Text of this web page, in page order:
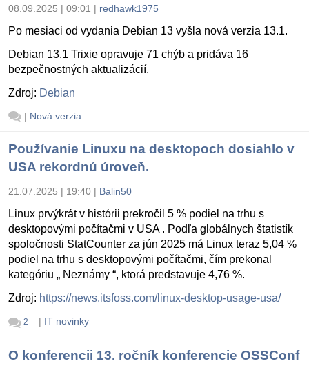
08.09.2025 | 09:01 | redhawk1975
Po mesiaci od vydania Debian 13 vyšla nová verzia 13.1.
Debian 13.1 Trixie opravuje 71 chýb a pridáva 16
bezpečnostných aktualizácií.
Zdroj: Debian
| Nová verzia
Používanie Linuxu na desktopoch dosiahlo v
USA rekordnú úroveň.
21.07.2025 | 19:40 | Balin50
Linux prvýkrát v histórii prekročil 5 % podiel na trhu s
desktopovými počítačmi v USA . Podľa globálnych štatistík
spoločnosti StatCounter za jún 2025 má Linux teraz 5,04 %
podiel na trhu s desktopovými počítačmi, čím prekonal
kategóriu „ Neznámy “, ktorá predstavuje 4,76 %.
Zdroj: https://news.itsfoss.com/linux-desktop-usage-usa/
2 | IT novinky
O konferencii 13. ročník konferencie OSSConf